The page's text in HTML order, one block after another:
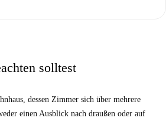
und die Nutzung aller
Die einzigen Kosten sind für die Nutzung
solltest
dessen Zimmer sich über mehrere
einen Ausblick nach draußen oder auf